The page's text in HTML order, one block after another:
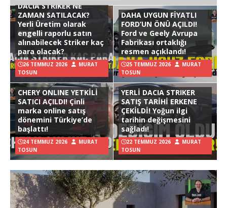
DACIA STRIKER NE
ZAMAN SATILACAK?
Yerli Üretim olarak
engelli raporlu satın
alınabilecek Striker kaç
para olacak?
26 TEMMUZ 2026
MURAT
TOSUN
DAHA UYGUN FİYATLI
FORD’UN ÖNÜ AÇILDI!
Ford ve Geely Avrupa
Fabrikası ortaklığı
resmen açıklandı!
25 TEMMUZ 2026
MURAT
TOSUN
CHERY ONLINE YETKİLİ
SATICI AÇILDI! Çinli
marka online satış
dönemini Türkiye’de
başlattı!
24 TEMMUZ 2026
MURAT
TOSUN
YERLİ DACIA STRIKER
SATIŞ TARİHİ ERKENE
ÇEKİLDİ! Yoğun ilgi
tarihin değişmesini
sağladı!
22 TEMMUZ 2026
MURAT
TOSUN